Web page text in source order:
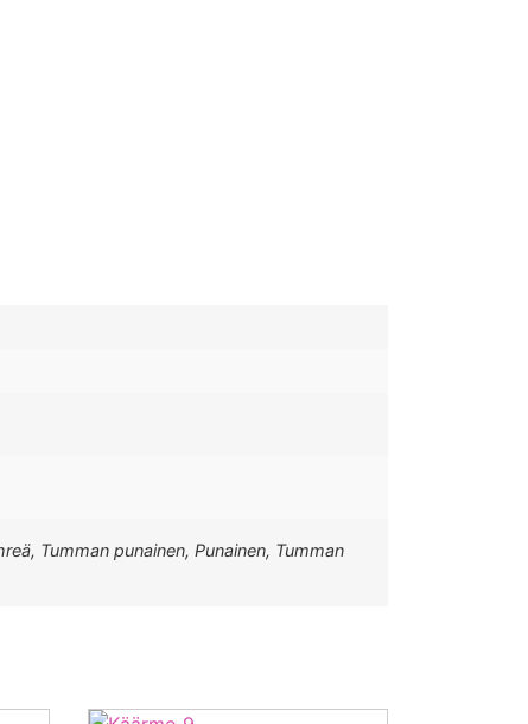
Tumman punainen, Punainen, Tumman